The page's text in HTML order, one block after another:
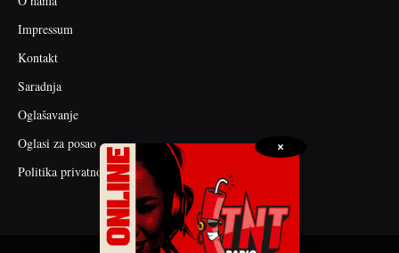
Impressum
Kontakt
Saradnja
Oglašavanje
Oglasi za posao
Politika privatnosti
×